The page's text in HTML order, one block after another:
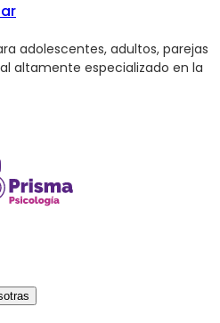
adolescentes, adultos, parejas
altamente especializado en la